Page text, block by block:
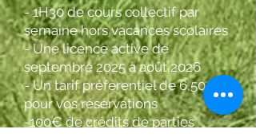
- 1H30 de cours collectif par
semaine hors vacances scolaires
- Une licence active de
septembre 2025 à août 2026
- Un tarif préférentiel de 6,50€
pour vos réservations
-100€ de crédits de parties